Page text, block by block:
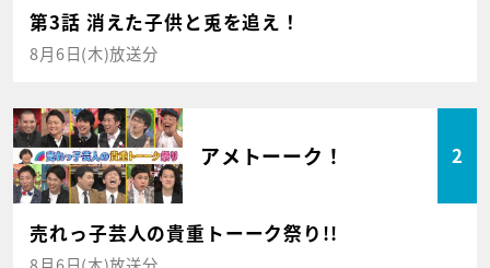
第3話 消えた子供と兎を追え！
8月6日(木)放送分
アメトーーク！ 2
売れっ子芸人の貴重トーーク祭り!!